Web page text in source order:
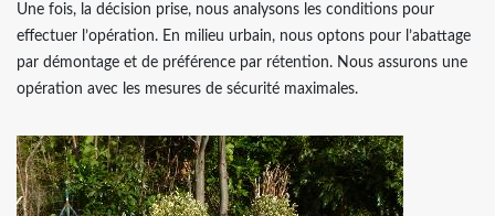
Une fois, la décision prise, nous analysons les conditions pour
effectuer l’opération. En milieu urbain, nous optons pour l’abattage
par démontage et de préférence par rétention. Nous assurons une
opération avec les mesures de sécurité maximales.